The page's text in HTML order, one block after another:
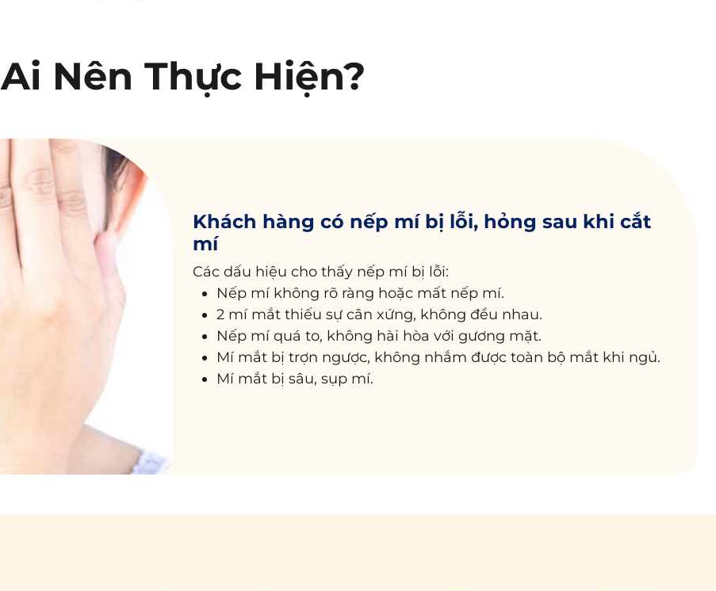
Ai Nên Thực Hiện?
Khách hàng có nếp mí bị lỗi, hỏng sau khi cắt
mí
Các dấu hiệu cho thấy nếp mí bị lỗi:
Nếp mí không rõ ràng hoặc mất nếp mí.
2 mí mắt thiếu sự cân xứng, không đều nhau.
Nếp mí quá to, không hài hòa với gương mặt.
Mí mắt bị trợn ngược, không nhắm được toàn bộ mắt khi ngủ.
Mí mắt bị sâu, sụp mí.